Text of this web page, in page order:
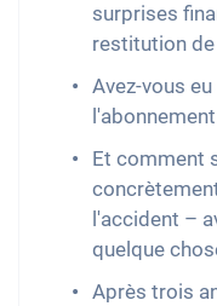
surprises
restitution
Avez-vous
Et comment
l'accident –
quelque
Après trois